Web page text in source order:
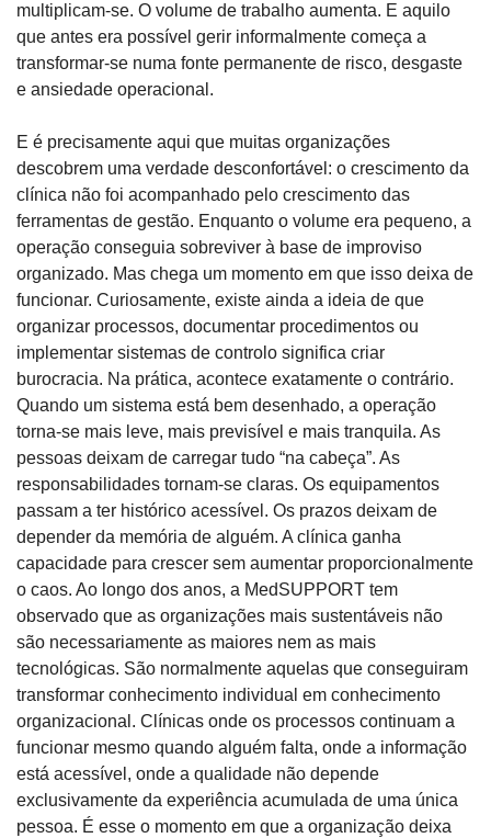
multiplicam-se. O volume de trabalho aumenta. E aquilo
que antes era possível gerir informalmente começa a
transformar-se numa fonte permanente de risco, desgaste
e ansiedade operacional.
E é precisamente aqui que muitas organizações
descobrem uma verdade desconfortável: o crescimento da
clínica não foi acompanhado pelo crescimento das
ferramentas de gestão. Enquanto o volume era pequeno, a
operação conseguia sobreviver à base de improviso
organizado. Mas chega um momento em que isso deixa de
funcionar. Curiosamente, existe ainda a ideia de que
organizar processos, documentar procedimentos ou
implementar sistemas de controlo significa criar
burocracia. Na prática, acontece exatamente o contrário.
Quando um sistema está bem desenhado, a operação
torna-se mais leve, mais previsível e mais tranquila. As
pessoas deixam de carregar tudo “na cabeça”. As
responsabilidades tornam-se claras. Os equipamentos
passam a ter histórico acessível. Os prazos deixam de
depender da memória de alguém. A clínica ganha
capacidade para crescer sem aumentar proporcionalmente
o caos. Ao longo dos anos, a MedSUPPORT tem
observado que as organizações mais sustentáveis não
são necessariamente as maiores nem as mais
tecnológicas. São normalmente aquelas que conseguiram
transformar conhecimento individual em conhecimento
organizacional. Clínicas onde os processos continuam a
funcionar mesmo quando alguém falta, onde a informação
está acessível, onde a qualidade não depende
exclusivamente da experiência acumulada de uma única
pessoa. É esse o momento em que a organização deixa